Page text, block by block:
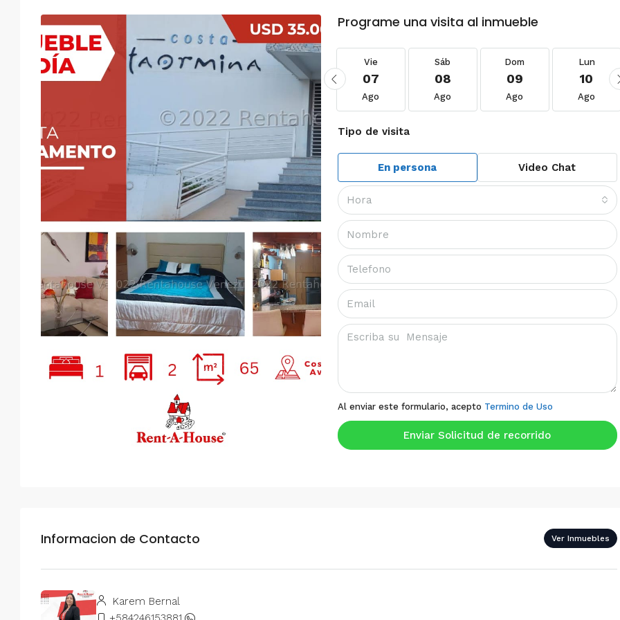
Programe una visita al inmueble
18
Mié Jue Vie
21
Vie
07
Ago
Sáb
08
Ago
Dom
09
Ago
Lun
10
Ago
Tipo de visita
En persona Video Chat
Hora
Al enviar este formulario, acepto Termino de Uso
Enviar Solicitud de recorrido
Informacion de Contacto Ver Inmuebles
Karem Bernal